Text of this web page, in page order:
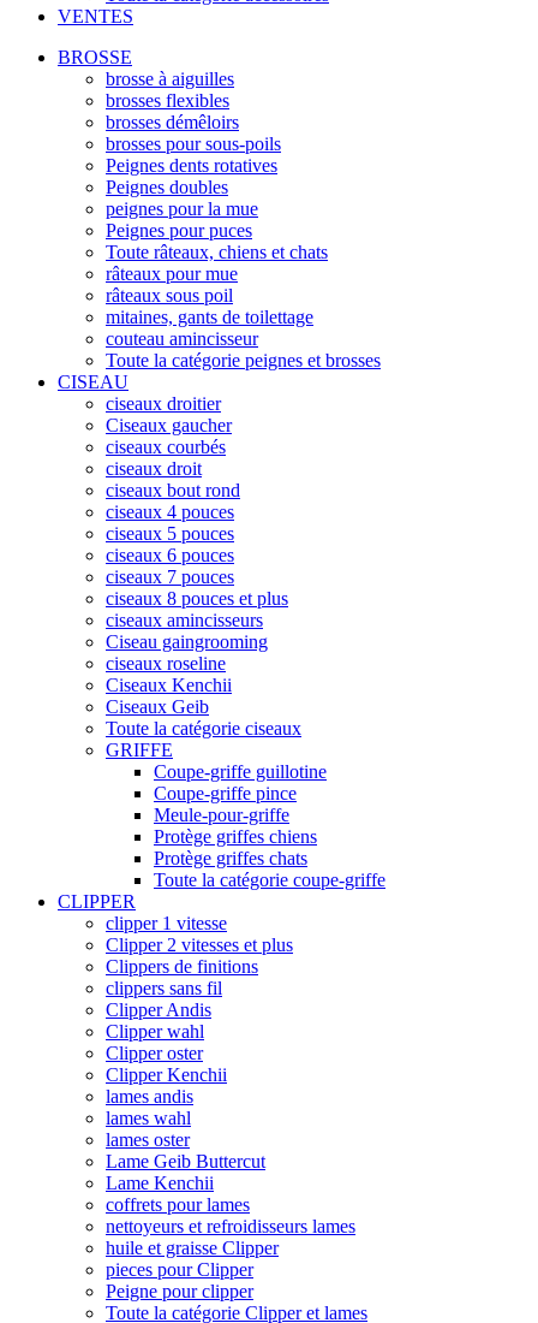
VENTES
BROSSE
brosse à aiguilles
brosses flexibles
brosses démêloirs
brosses pour sous-poils
Peignes dents rotatives
Peignes doubles
peignes pour la mue
Peignes pour puces
Toute râteaux, chiens et chats
râteaux pour mue
râteaux sous poil
mitaines, gants de toilettage
couteau amincisseur
Toute la catégorie peignes et brosses
CISEAU
ciseaux droitier
Ciseaux gaucher
ciseaux courbés
ciseaux droit
ciseaux bout rond
ciseaux 4 pouces
ciseaux 5 pouces
ciseaux 6 pouces
ciseaux 7 pouces
ciseaux 8 pouces et plus
ciseaux amincisseurs
Ciseau gaingrooming
ciseaux roseline
Ciseaux Kenchii
Ciseaux Geib
Toute la catégorie ciseaux
GRIFFE
Coupe-griffe guillotine
Coupe-griffe pince
Meule-pour-griffe
Protège griffes chiens
Protège griffes chats
Toute la catégorie coupe-griffe
CLIPPER
clipper 1 vitesse
Clipper 2 vitesses et plus
Clippers de finitions
clippers sans fil
Clipper Andis
Clipper wahl
Clipper oster
Clipper Kenchii
lames andis
lames wahl
lames oster
Lame Geib Buttercut
Lame Kenchii
coffrets pour lames
nettoyeurs et refroidisseurs lames
huile et graisse Clipper
pieces pour Clipper
Peigne pour clipper
Toute la catégorie Clipper et lames